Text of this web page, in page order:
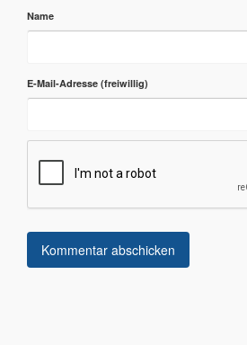
Name
E-Mail-Adresse